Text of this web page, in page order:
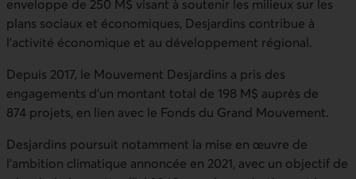
enveloppe de 250 M$ visant à soutenir les milieux sur les
plans sociaux et économiques, Desjardins contribue à
l’activité économique et au développement régional.
Depuis 2017, le Mouvement Desjardins a pris des
engagements d’un montant total de 198 M$ auprès de
874 projets, en lien avec le Fonds du Grand Mouvement.
Desjardins poursuit notamment la mise en œuvre de
l'ambition climatique annoncée en 2021, avec un objectif de